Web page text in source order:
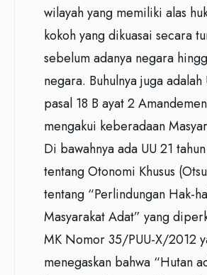
wilayah yang memiliki alas
kokoh yang dikuasai secara
sebelum adanya negara
negara. Buhulnya juga adalah
pasal 18 B ayat 2
mengakui keberadaan
Di bawahnya ada UU 21
tentang Otonomi Khusus
tentang “Perlindungan Hak-
Masyarakat Adat” yang
MK Nomor 35/PUU-X/2012
menegaskan bahwa “Hutan